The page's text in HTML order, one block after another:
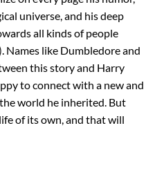
universe, and his deep
all kinds of people
Names like Dumbledore and
this story and Harry
to connect with a new and
world he inherited. But
of its own, and that will